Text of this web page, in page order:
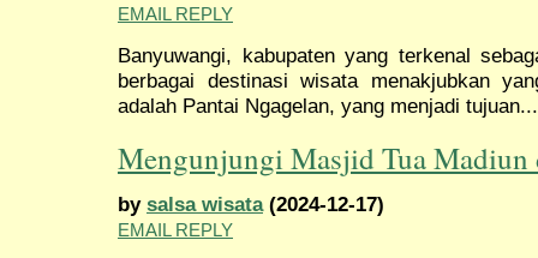
EMAIL REPLY
Banyuwangi, kabupaten yang terkenal
berbagai destinasi wisata menakjubkan
adalah Pantai Ngagelan, yang menjadi
Mengunjungi Masjid Tua Madiun
by salsa wisata(2024-12-17)
EMAIL REPLY